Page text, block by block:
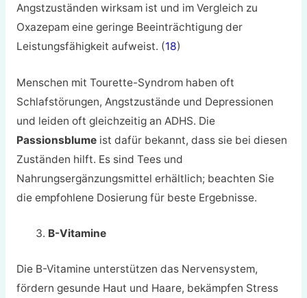
Angstzuständen wirksam ist und im Vergleich zu
Oxazepam eine geringe Beeinträchtigung der
Leistungsfähigkeit aufweist. (18)
Menschen mit Tourette-Syndrom haben oft
Schlafstörungen, Angstzustände und Depressionen
und leiden oft gleichzeitig an ADHS. Die
Passionsblumeist dafür bekannt, dass sie bei diesen
Zuständen hilft. Es sind Tees und
Nahrungsergänzungsmittel erhältlich; beachten Sie
die empfohlene Dosierung für beste Ergebnisse.
B-Vitamine
Die B-Vitamine unterstützen das Nervensystem,
fördern gesunde Haut und Haare, bekämpfen Stress